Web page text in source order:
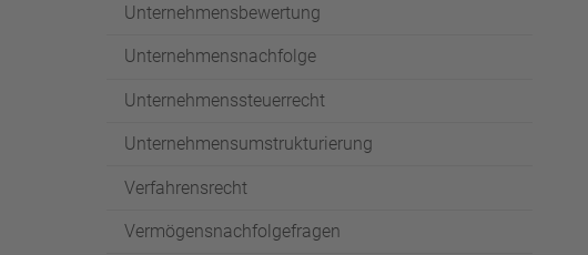
Unternehmensbewertung
Unternehmensnachfolge
Unternehmenssteuerrecht
Unternehmensumstrukturierung
Verfahrensrecht
Vermögensnachfolgefragen